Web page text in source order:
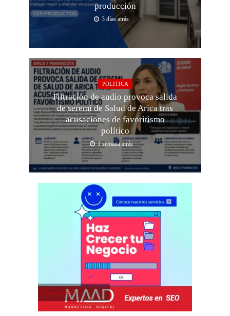
producción
3 días atrás
POLITICA
Filtración de audio provoca salida
de seremi de Salud de Arica tras
acusaciones de favoritismo
político
1 semana atrás
Agencia SEO